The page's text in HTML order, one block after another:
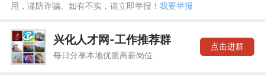
用，谨防诈骗。如有不实，请立即举报！ 我要举报
兴化人才网-工作推荐群
每日分享本地优质高薪岗位
点击进群